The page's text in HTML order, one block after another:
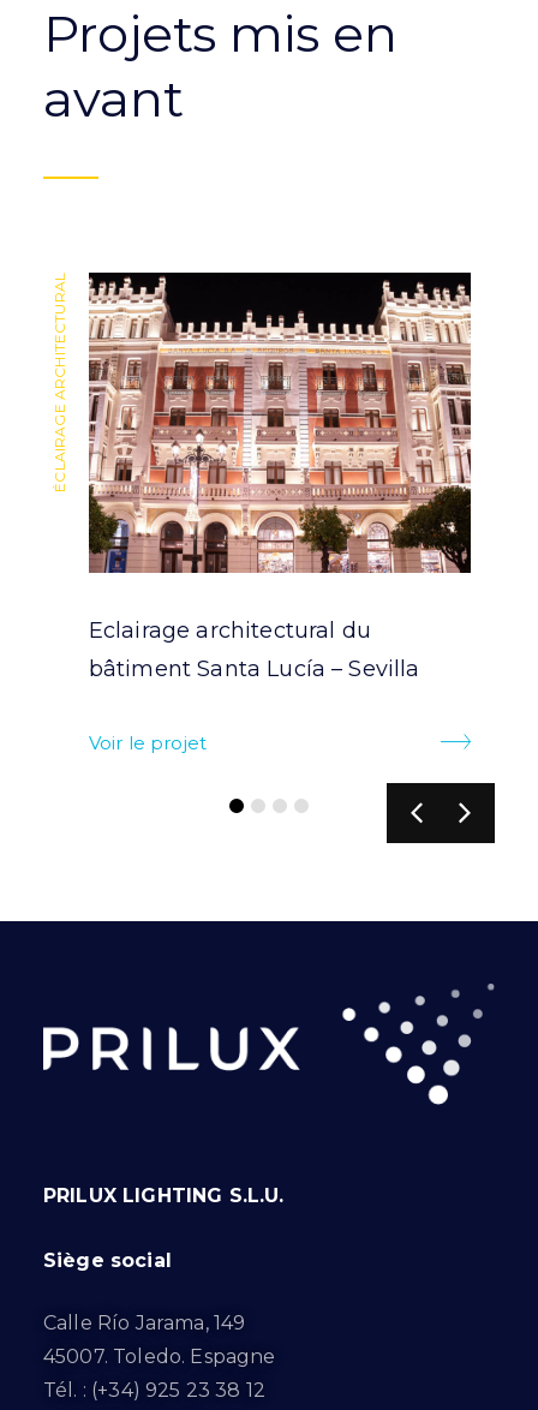
Projets mis en
avant
ÉCLAIRAGE ARCHITECTURAL
Eclairage architectural du
bâtiment Santa Lucía – Sevilla
Voir le projet
PRILUX LIGHTING S.L.U.
Siège social
Calle Río Jarama, 149
45007. Toledo. Espagne
Tél. : (+34) 925 23 38 12